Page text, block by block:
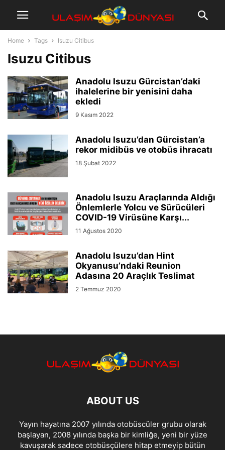
Home Tags Isuzu Citibus
Isuzu Citibus
Anadolu Isuzu Gürcistan’daki
ihalelerine bir yenisini daha
ekledi
9 Kasım 2022
Anadolu Isuzu’dan Gürcistan’a
rekor midibüs ve otobüs ihracatı
18 Şubat 2022
Anadolu Isuzu Araçlarında Aldığı
Önlemlerle Yolcu ve Sürücüleri
COVID-19 Virüsüne Karşı...
11 Ağustos 2020
Anadolu Isuzu’dan Hint
Okyanusu’ndaki Reunion
Adasına 20 Araçlık Teslimat
2 Temmuz 2020
ABOUT US
Yayın hayatına 2007 yılında otobüscüler grubu olarak
başlayan, 2008 yılında başka bir kimliğe, yeni bir yüze
kavuşarak sadece otobüsçülere hitap etmeyip bütün